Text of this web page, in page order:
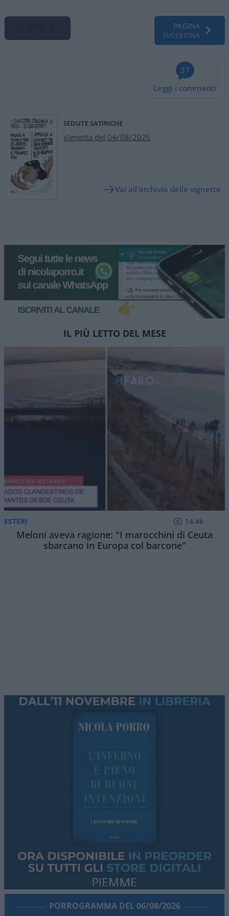
PAGINA
SUCCESSIVA
37
Leggi i commenti
SEDUTE SATIRICHE
Vignetta del 04/08/2026
Vai all'archivio delle vignette
IL PIÙ LETTO DEL MESE
ESTERI 14.4k
Meloni aveva ragione: "I marocchini di Ceuta
sbarcano in Europa col barcone"
PORROGRAMMA DEL 06/08/2026